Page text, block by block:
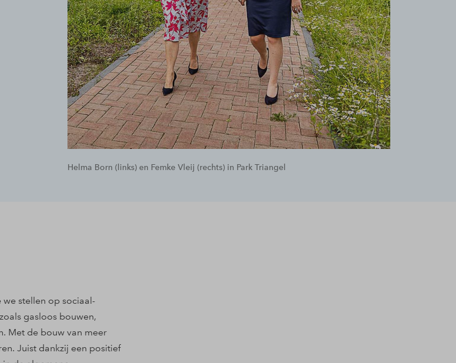
Helma Born (links) en Femke Vleij (rechts) in Park Triangel
stellen op sociaal-
gasloos bouwen,
Met de bouw van meer
Juist dankzij een positief